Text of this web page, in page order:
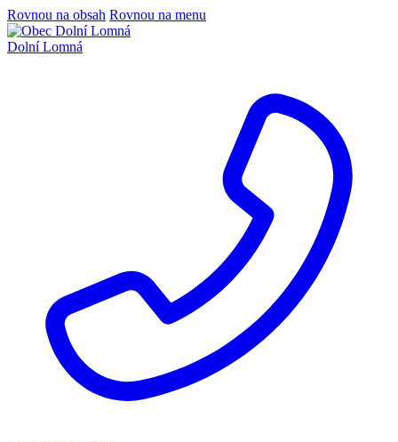
Rovnou na obsah Rovnou na menu
Dolní Lomná